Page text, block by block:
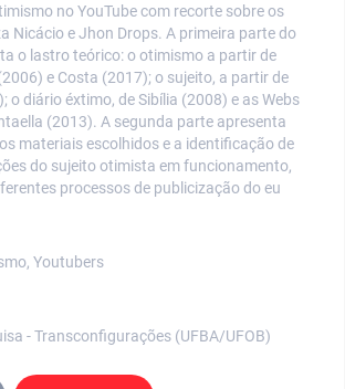
no YouTube com recorte sobre os
Nicácio e Jhon Drops. A primeira parte do
o lastro teórico: o otimismo a partir de
e Costa (2017); o sujeito, a partir de
o diário éxtimo, de Sibília (2008) e as Webs
(2013). A segunda parte apresenta
materiais escolhidos e a identificação de
do sujeito otimista em funcionamento,
processos de publicização do eu
Youtubers
- Transconfigurações (UFBA/UFOB)